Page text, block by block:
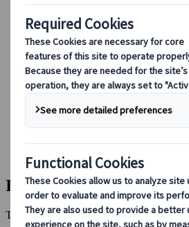
Saisonale Reisetipps
Highlights des Reiseziels
Kulturelle Einblicke
Kulinarische Erlebnisse
Entdecke Japan mit dem Zug
Häufig gestellte Fragen
Wichtige Informationen
Etikette in Japan
Autofahren in Japan
Bei uns buchen
Japan Rail Pass
Unterkunft
Online-Beratung
Isse
This Destination is disabled to display.